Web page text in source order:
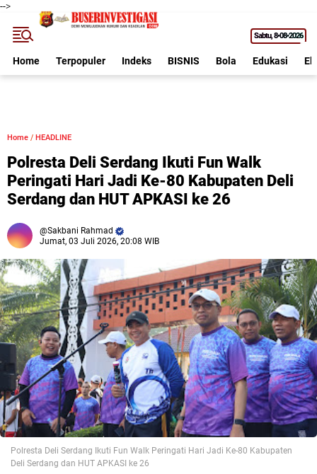
-->
Sabtu 8•08•2026
Home Terpopuler Indeks BISNIS Bola Edukasi
Home / HEADLINE
Polresta Deli Serdang Ikuti Fun Walk
Peringati Hari Jadi Ke-80 Kabupaten Deli
Serdang dan HUT APKASI ke 26
Sakbani Rahmad
Jumat, 03 Juli 2026, 20:08 WIB
Polresta Deli Serdang Ikuti Fun Walk Peringati Hari Jadi Ke-80 Kabupaten
Deli Serdang dan HUT APKASI ke 26